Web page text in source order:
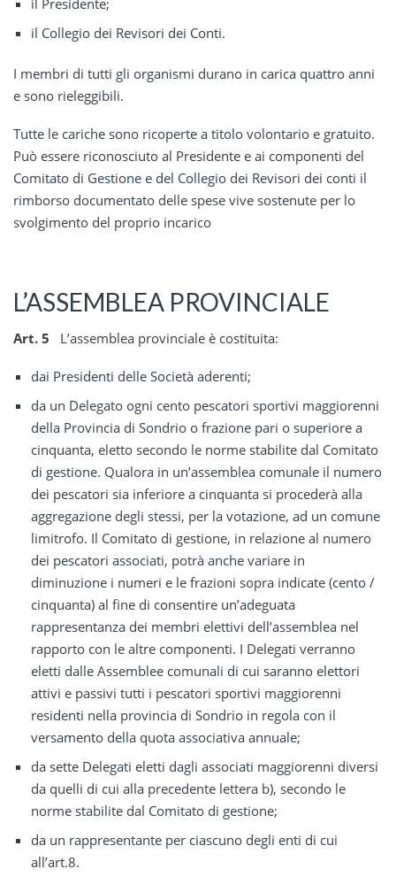
il Collegio dei Revisori dei Conti.
I membri di tutti gli organismi durano in carica quattro anni
e sono rieleggibili.
Tutte le cariche sono ricoperte a titolo volontario e gratuito.
Può essere riconosciuto al Presidente e ai componenti del
Comitato di Gestione e del Collegio dei Revisori dei conti il
rimborso documentato delle spese vive sostenute per lo
svolgimento del proprio incarico
L’ASSEMBLEA PROVINCIALE
Art. 5 L’assemblea provinciale è costituita:
dai Presidenti delle Società aderenti;
da un Delegato ogni cento pescatori sportivi maggiorenni
della Provincia di Sondrio o frazione pari o superiore a
cinquanta, eletto secondo le norme stabilite dal Comitato
di gestione. Qualora in un’assemblea comunale il numero
dei pescatori sia inferiore a cinquanta si procederà alla
aggregazione degli stessi, per la votazione, ad un comune
limitrofo. Il Comitato di gestione, in relazione al numero
dei pescatori associati, potrà anche variare in
diminuzione i numeri e le frazioni sopra indicate (cento /
cinquanta) al fine di consentire un’adeguata
rappresentanza dei membri elettivi dell’assemblea nel
rapporto con le altre componenti. I Delegati verranno
eletti dalle Assemblee comunali di cui saranno elettori
attivi e passivi tutti i pescatori sportivi maggiorenni
residenti nella provincia di Sondrio in regola con il
versamento della quota associativa annuale;
da sette Delegati eletti dagli associati maggiorenni diversi
da quelli di cui alla precedente lettera b), secondo le
norme stabilite dal Comitato di gestione;
da un rappresentante per ciascuno degli enti di cui
all’art.8.